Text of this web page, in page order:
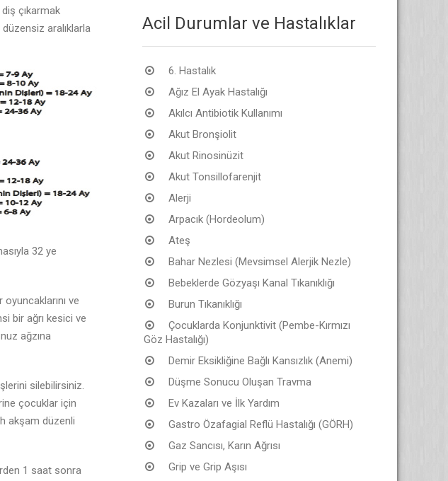
çıkarmak
aralıklarla
32 ye
ve
bir ağrı kesici ve
ağzına
silebilirsiniz.
çocuklar için
akşam düzenli
1 saat sonra
Acil Durumlar ve Hastalıklar
6. Hastalık
Ağız El Ayak Hastalığı
Akılcı Antibiotik Kullanımı
Akut Bronşiolit
Akut Rinosinüzit
Akut Tonsillofarenjit
Alerji
Arpacık (Hordeolum)
Ateş
Bahar Nezlesi (Mevsimsel Alerjik Nezle)
Bebeklerde Gözyaşı Kanal Tıkanıklığı
Burun Tıkanıklığı
Çocuklarda Konjunktivit (Pembe-Kırmızı
Göz Hastalığı)
Demir Eksikliğine Bağlı Kansızlık (Anemi)
Düşme Sonucu Oluşan Travma
Ev Kazaları ve İlk Yardım
Gastro Özafagial Reflü Hastalığı (GÖRH)
Gaz Sancısı, Karın Ağrısı
Grip ve Grip Aşısı